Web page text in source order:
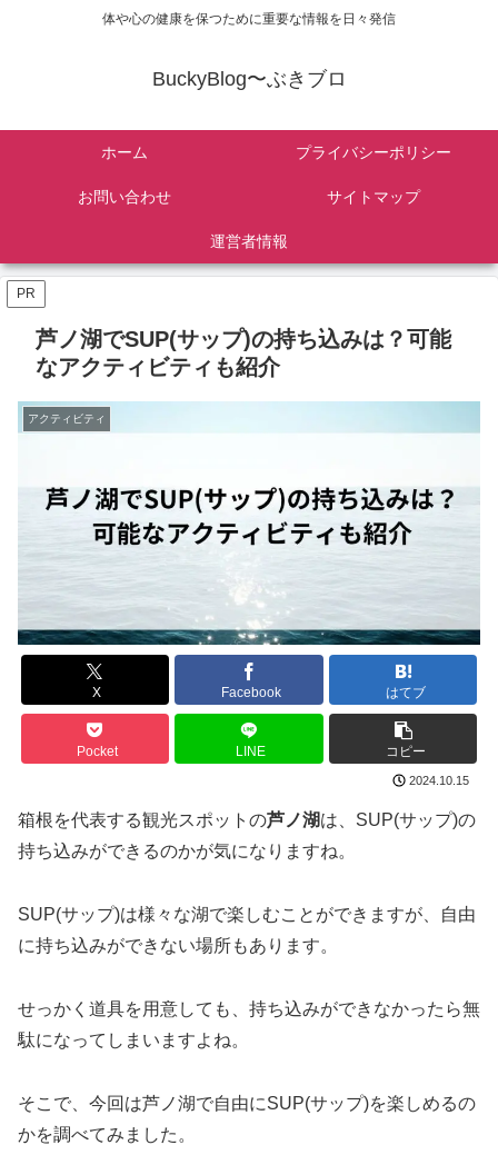
体や心の健康を保つために重要な情報を日々発信
BuckyBlog〜ぶきブロ
ホーム プライバシーポリシー
お問い合わせ サイトマップ
運営者情報
PR
芦ノ湖でSUP(サップ)の持ち込みは？可能
なアクティビティも紹介
アクティビティ
X Facebook はてブ
Pocket LINE コピー
2024.10.15
箱根を代表する観光スポットの芦ノ湖は、SUP(サップ)の
持ち込みができるのかが気になりますね。
SUP(サップ)は様々な湖で楽しむことができますが、自由
に持ち込みができない場所もあります。
せっかく道具を用意しても、持ち込みができなかったら無
駄になってしまいますよね。
そこで、今回は芦ノ湖で自由にSUP(サップ)を楽しめるの
かを調べてみました。